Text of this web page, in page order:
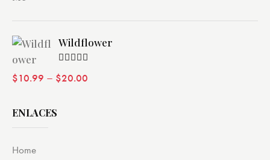
Wildflower
con4.00
$10.99 – $20.00
ENLACES
Home